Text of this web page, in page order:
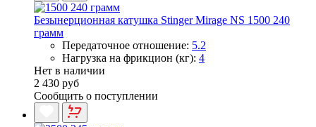
Безынерционная катушка Stinger Mirage NS 1500 240
грамм
Передаточное отношение: 5.2
Нагрузка на фрикцион (кг): 4
Нет в наличии
2 430 руб
Сообщить о поступлении